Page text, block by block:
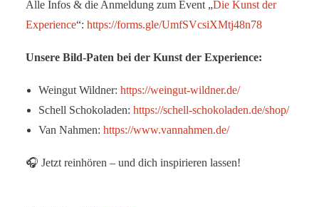
Alle Infos & die Anmeldung zum Event „Die Kunst der
Experience“: https://forms.gle/UmfSVcsiXMtj48n78
Unsere Bild-Paten bei der Kunst der Experience:
Weingut Wildner: https://weingut-wildner.de/
Schell Schokoladen: https://schell-schokoladen.de/shop/
Van Nahmen: https://www.vannahmen.de/
🎧 Jetzt reinhören – und dich inspirieren lassen!